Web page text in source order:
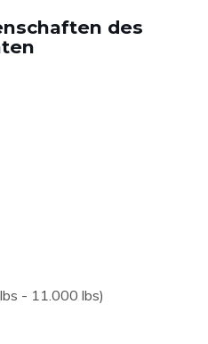
des
- 11.000 lbs)